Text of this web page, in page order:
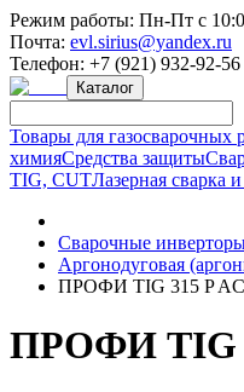
Режим работы: Пн-Пт с
Почта: evl.sirius@yandex.ru
Телефон: +7 (921) 932-92-56
Каталог
Товары для газосварочных
химияСредства защиты
TIG, CUTЛазерная сварка и
Сварочные
Аргонодуговая
ПРОФИ TIG 315 P
ПРОФИ TIG